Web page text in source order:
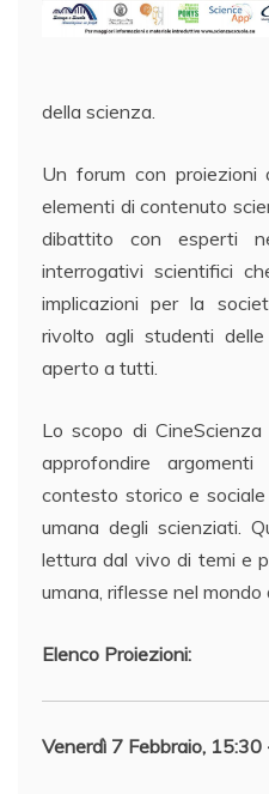
della scienza.
Un forum con
elementi di contenuto
dibattito con esperti
interrogativi scientifici
implicazioni per la
rivolto agli studenti
aperto a tutti.
Lo scopo di
approfondire
contesto storico e
umana degli scienziati.
lettura dal vivo di temi e
umana, riflesse nel mondo
Elenco Proiezioni:
Venerdì 7 Febbraio,